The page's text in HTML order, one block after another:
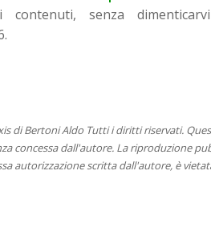
senza
di Bertoni Aldo Tutti i diritti riservati.
concessa dall'autore. La riproduzione
autorizzazione scritta dall'autore, è